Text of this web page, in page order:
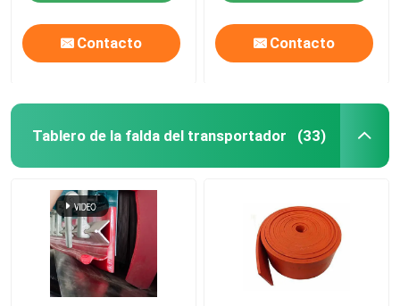
Contacto Contacto
Tablero de la falda del transportador (33)